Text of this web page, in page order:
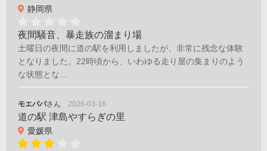
静岡県
夜間騒音、暴走族の溜まり場
土曜日の夜間に道の駅を利用しましたが、非常に残念な体験
となりました。22時頃から、いわゆる走り屋の集まりのよう
な状態とな…
モエパパさん 2026-03-16
道の駅 津島やすらぎの里
愛媛県